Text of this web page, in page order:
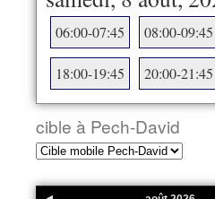
06:00-07:45 08:00-09:45
18:00-19:45 20:00-21:45
cible à Pech-David